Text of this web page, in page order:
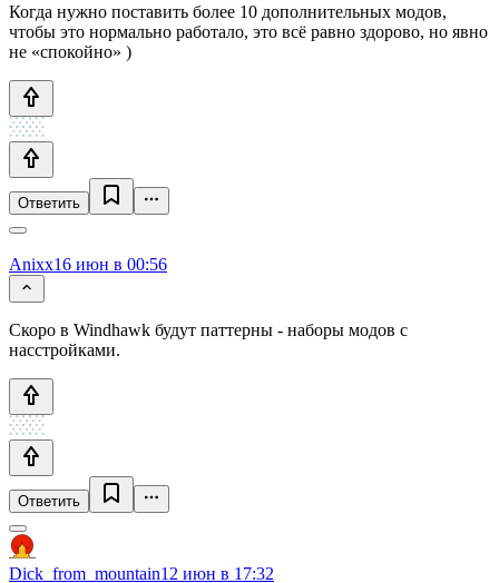
Когда нужно поставить более 10 дополнительных модов,
чтобы это нормально работало, это всё равно здорово, но явно
не «спокойно» )
Ответить
Anixx16 июн в 00:56
Скоро в Windhawk будут паттерны - наборы модов с
насстройками.
Ответить
Dick_from_mountain12 июн в 17:32